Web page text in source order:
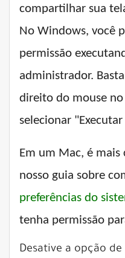
compartilhar sua
No Windows, você
permissão
administrador.
direito do mouse
selecionar
Em um Mac, é
nosso guia sobre
preferências do
tenha permissão
Desative a opção